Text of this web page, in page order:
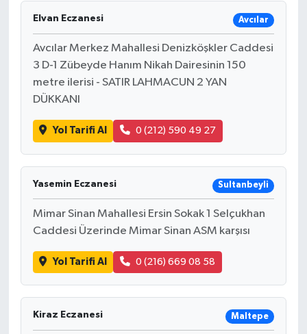
Elvan Eczanesi Avcılar
Avcılar Merkez Mahallesi Denizköşkler Caddesi
3 D-1 Zübeyde Hanım Nikah Dairesinin 150
metre ilerisi - SATIR LAHMACUN 2 YAN
DÜKKANI
Yol Tarifi Al 0 (212) 590 49 27
Yasemin Eczanesi Sultanbeyli
Mimar Sinan Mahallesi Ersin Sokak 1 Selçukhan
Caddesi Üzerinde Mimar Sinan ASM karşısı
Yol Tarifi Al 0 (216) 669 08 58
Kiraz Eczanesi Maltepe